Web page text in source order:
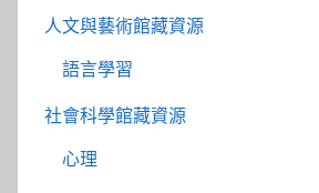
人文與藝術館藏資源
語言學習
社會科學館藏資源
心理